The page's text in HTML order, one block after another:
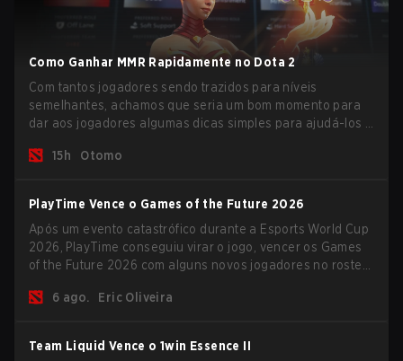
Como Ganhar MMR Rapidamente no Dota 2
Com tantos jogadores sendo trazidos para níveis
semelhantes, achamos que seria um bom momento para
dar aos jogadores algumas dicas simples para ajudá-los a
15h
Otomo
PlayTime Vence o Games of the Future 2026
Após um evento catastrófico durante a Esports World Cup
2026, PlayTime conseguiu virar o jogo, vencer os Games
of the Future 2026 com alguns novos jogadores no roster
da nova temporada.
6 ago. Eric Oliveira
Team Liquid Vence o 1win Essence II